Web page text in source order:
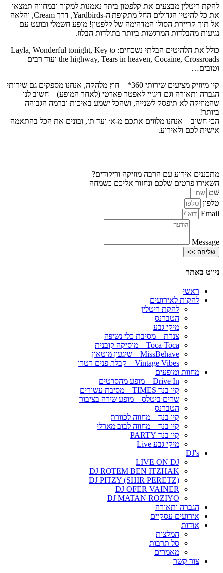
להקת ריטלין מבצעים את קלפטון ביתר נאמנות למקור ובמחווה תמצאו
את כל להיטיו הגדולים החל מתקופת ה-Yardbirds, דרך Cream, והלאה
אל תוך קריירת הסולו המדהימה של קלפטון! מופע חשמלי ובועט עם
נגיעות מהבלדות המרגשות ביותר בתולדות הבלוז.
כולל את הלהיטים הבלתי נשכחים: Layla, Wonderful tonight, Key to
the highway, Tears in heaven, Cocaine, Crossroads ועוד רבים
וטובים…
קיו מיוזיק מציעים שירותי 360* – חוץ מלהקה, אנחנו מספקים גם שירותי
הגברה ותאורה וגם דיג׳יי לאפטר פארטי (לאחר המופע) – חשוב לנו
שהמוזיקה לא תיפסק לשנייה, ושהכל ישמע באיכות וברמה הגבוהה
ביותר!
הכי חשוב – אנחנו מלווים אתכם מ-א׳ ועד ת׳, ובונים את הכל בהתאמה
אישית לכם ולאירוע.
מתכננים אירוע עם הרבה מוזיקה וריקודים?
השאירו פרטים שלכם ונחזור אליכם בשמחה
שם
טלפון
Email
Message
שליחה >>
ניווט באתר
ראשי
להקות לאירועים
להקת ריטלין
הטברנס
מיקי גבע
צנרת – מסיבת כלי נשיפה
Toca Toca – מוסיקה קובנית
MissBehave – שיגעון מוטאון
Vintage Vibes – קבלת פנים רטרו
מחוות ומופעים
Drive In – מופע מהסרטים
קיו בנד TIMES – מסיבת עשורים
שרים ביטלס – מופע שירה בציבור
הטברנס
קיו בנד – מחווה לכוורת
קיו בנד – מחווה לבוב מארלי
קיו בנד PARTY
מיקי גבע Live
DJ's
LIVE ON DJ
DJ ROTEM BEN ITZHAK
DJ PITZY (SHIR PERETZ)
DJ OFER VAINER
DJ MATAN ROZIYO
הגברה ותאורה
אירועים עסקיים
אודות
המלצות
סל תרבות
מאמרים
צור קשר